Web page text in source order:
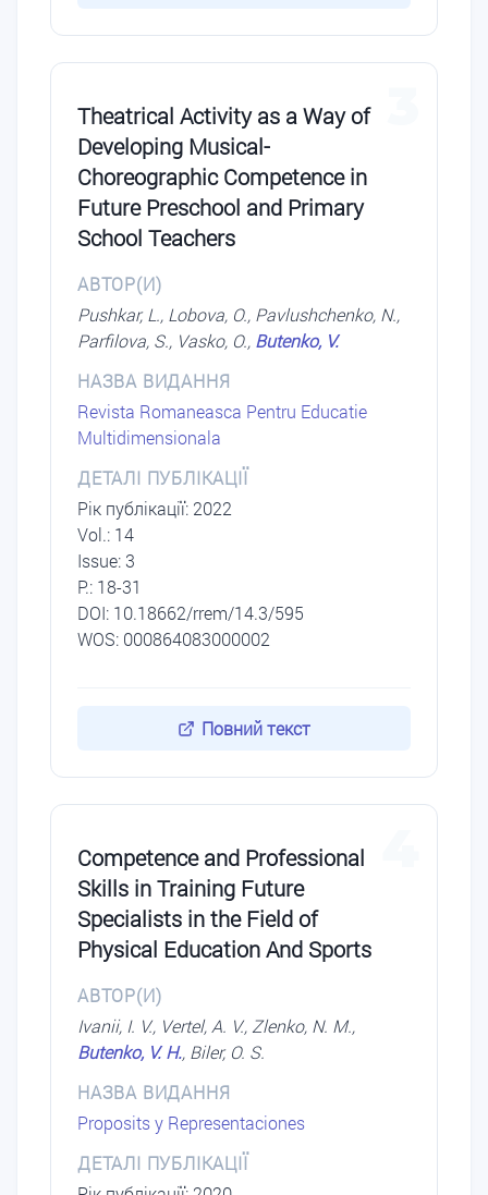
Theatrical Activity as a Way of
Developing Musical-
Choreographic Competence in
Future Preschool and Primary
School Teachers
АВТОР(И)
Pushkar, L., Lobova, O., Pavlushchenko, N.,
Parfilova, S., Vasko, O., Butenko, V.
НАЗВА ВИДАННЯ
Revista Romaneasca Pentru Educatie
Multidimensionala
ДЕТАЛІ ПУБЛІКАЦІЇ
Рік публікації: 2022
Vol.: 14
Issue: 3
P.: 18-31
DОI: 10.18662/rrem/14.3/595
WOS: 000864083000002
Повний текст
Competence and Professional
Skills in Training Future
Specialists in the Field of
Physical Education And Sports
АВТОР(И)
Ivanii, I. V., Vertel, A. V., Zlenko, N. M.,
Butenko, V. H., Biler, O. S.
НАЗВА ВИДАННЯ
Proposits y Representaciones
ДЕТАЛІ ПУБЛІКАЦІЇ